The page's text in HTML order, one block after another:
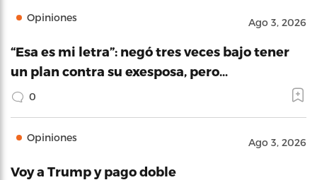
Opiniones Ago 3, 2026
“Esa es mi letra”: negó tres veces bajo tener
un plan contra su exesposa, pero…
0
Opiniones Ago 3, 2026
Voy a Trump y pago doble